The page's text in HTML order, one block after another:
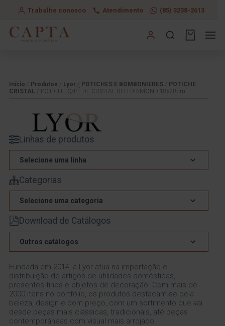
Trabalhe conosco Atendimento (85) 3238-2613
Início Produtos Lyor POTICHES E BOMBONIERES
POTICHE
CRISTAL
/ POTICHE C/PÉ DE CRISTAL DELI DIAMOND 18x28cm
Linhas de produtos
Selecione uma linha
Categorias
Selecione uma categoria
Download de Catálogos
Outros catálogos
Fundada em 2014, a Lyor atua na importação e
distribuição de artigos de utilidades domésticas,
presentes finos e objetos de decoração. Com mais de
2000 itens no portfólio, os produtos destacam-se pela
beleza, design e bom preço, com um sortimento que vai
desde peças mais clássicas, tradicionais, até peças
contemporâneas com visual mais arrojado.